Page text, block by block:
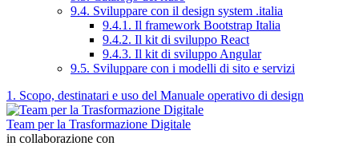
9.4. Sviluppare con il design system .italia
9.4.1. Il framework Bootstrap Italia
9.4.2. Il kit di sviluppo React
9.4.3. Il kit di sviluppo Angular
9.5. Sviluppare con i modelli di sito e servizi
1. Scopo, destinatari e uso del Manuale operativo di design
Team per la Trasformazione Digitale
in collaborazione con